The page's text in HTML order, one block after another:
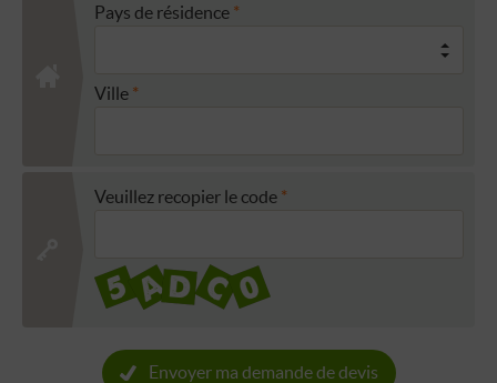
Pays de résidence
Ville
Veuillez recopier le code
Envoyer ma demande de devis